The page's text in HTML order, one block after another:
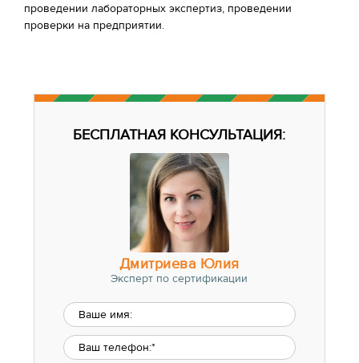
проведении лабораторных экспертиз, проведении
проверки на предприятии.
БЕСПЛАТНАЯ КОНСУЛЬТАЦИЯ:
Дмитриева Юлия
Эксперт по сертификации